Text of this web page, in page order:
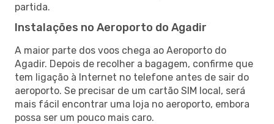
partida.
Instalações no Aeroporto do Agadir
A maior parte dos voos chega ao Aeroporto do
Agadir. Depois de recolher a bagagem, confirme que
tem ligação à Internet no telefone antes de sair do
aeroporto. Se precisar de um cartão SIM local, será
mais fácil encontrar uma loja no aeroporto, embora
possa ser um pouco mais caro.